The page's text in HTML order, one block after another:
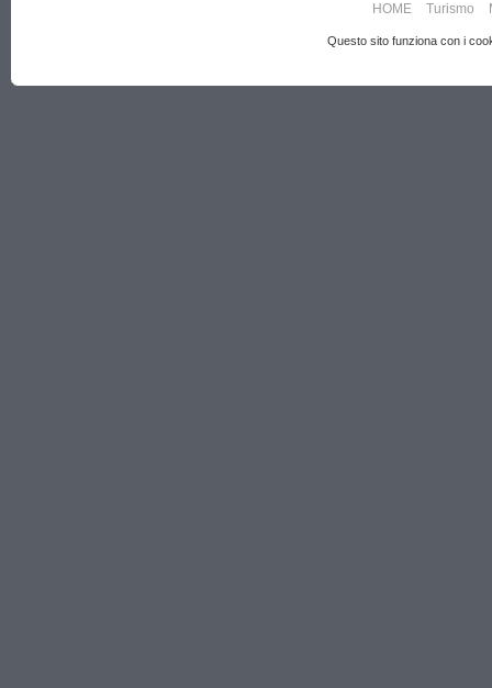
HOME Turismo
Questo sito funziona con i